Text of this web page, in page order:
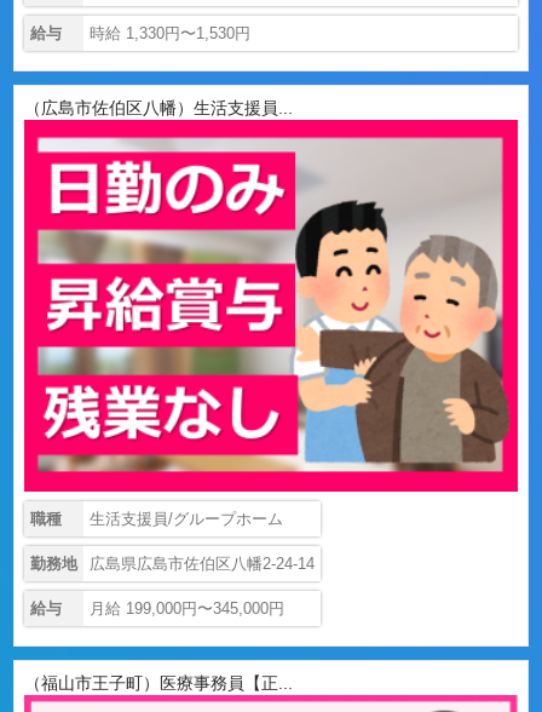
給与 時給 1,330円〜1,530円
（広島市佐伯区八幡）生活支援員...
職種 生活支援員/グループホーム
勤務地 広島県広島市佐伯区八幡2-24-14
給与 月給 199,000円〜345,000円
（福山市王子町）医療事務員【正...